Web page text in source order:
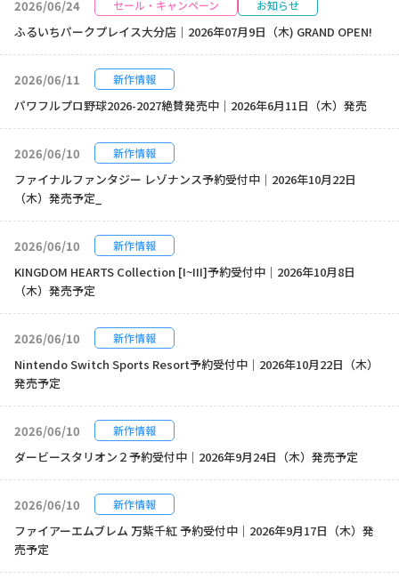
2026/06/24 セール・キャンペーン お知らせ
ふるいちパークプレイス大分店｜2026年07月9日（木) GRAND OPEN!
2026/06/11 新作情報
パワフルプロ野球2026-2027絶賛発売中｜2026年6月11日（木）発売
2026/06/10 新作情報
ファイナルファンタジー レゾナンス予約受付中｜2026年10月22日
（木）発売予定_
2026/06/10 新作情報
KINGDOM HEARTS Collection [I~III]予約受付中｜2026年10月8日
（木）発売予定
2026/06/10 新作情報
Nintendo Switch Sports Resort予約受付中｜2026年10月22日（木）
発売予定
2026/06/10 新作情報
ダービースタリオン２予約受付中｜2026年9月24日（木）発売予定
2026/06/10 新作情報
ファイアーエムブレム 万紫千紅 予約受付中｜2026年9月17日（木）発
売予定